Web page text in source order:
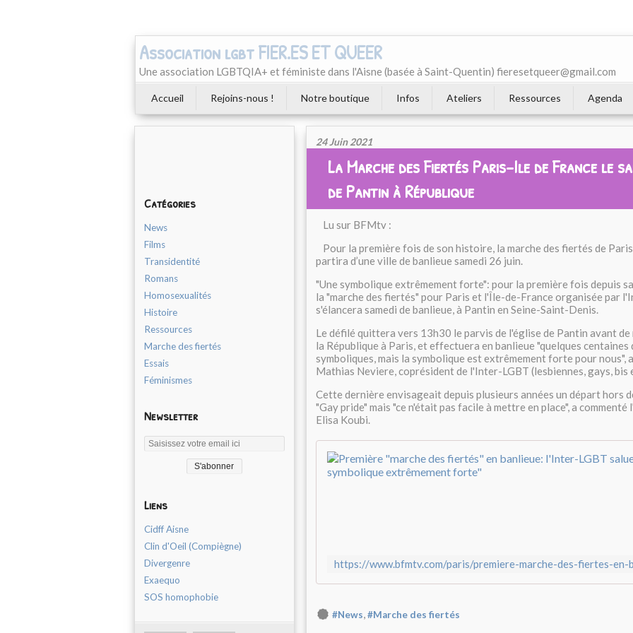
Association lgbt FIER.ES ET QUEER
Une association LGBTQIA+ et féministe dans l'Aisne (basée à Saint-Quentin) fieresetqueer@gmail.com
Accueil Rejoins-nous ! Notre boutique Infos Ateliers Ressources Agenda
Catégories
News
Films
Transidentité
Romans
Homosexualités
Histoire
Ressources
Marche des fiertés
Essais
Féminismes
Newsletter
Liens
Cidff Aisne
Clin d'Oeil (Compiègne)
Divergenre
Exaequo
SOS homophobie
24 Juin 2021
La Marche des Fiertés Paris-Ile de France le
de Pantin à République
Lu sur BFMtv :
Pour la première fois de son histoire, la marche des fiertés de
partira d’une ville de banlieue samedi 26 juin.
"Une symbolique extrêmement forte": pour la première fois depuis
la "marche des fiertés" pour Paris et l'Île-de-France organisée par
s'élancera samedi de banlieue, à Pantin en Seine-Saint-Denis.
Le défilé quittera vers 13h30 le parvis de l'église de Pantin avant de
la République à Paris, et effectuera en banlieue "quelques centaines
symboliques, mais la symbolique est extrêmement forte pour nous",
Mathias Neviere, coprésident de l'Inter-LGBT (lesbiennes, gays, bis
Cette dernière envisageait depuis plusieurs années un départ hors
"Gay pride" mais "ce n'était pas facile à mettre en place", a
Elisa Koubi.
#News,#Marche des fiertés